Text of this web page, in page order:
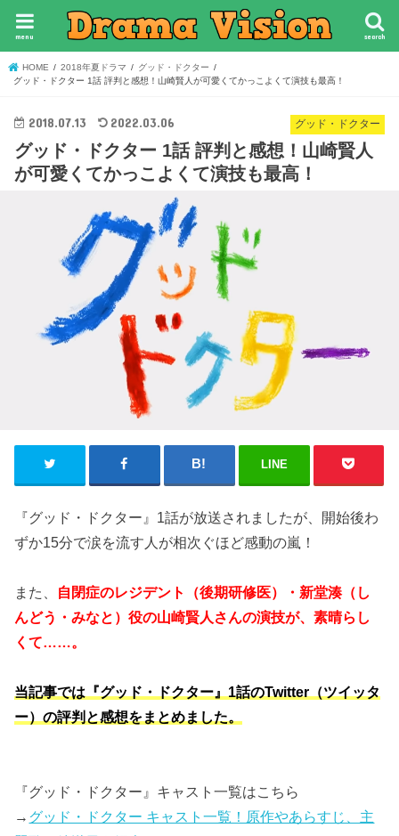
search
menu
HOME 2018年夏ドラマ
グッド・ドクター
グッド・ドクター 1話 評判と感想！山崎賢人が可愛くてかっこよくて演技も最高！
グッド・ドクター
2018.07.13 2022.03.06
グッド・ドクター 1話 評判と感想！山崎賢人
が可愛くてかっこよくて演技も最高！
LINE
『グッド・ドクター』1話が放送されましたが、開始後わ
ずか15分で涙を流す人が相次ぐほど感動の嵐！
また、 自閉症のレジデント（後期研修医）・新堂湊（し
んどう・みなと）役の山崎賢人さんの演技が、素晴らし
くて……。
当記事では『グッド・ドクター』1話のTwitter（ツイッタ
ー）の評判と感想をまとめました。
『グッド・ドクター』キャスト一覧はこちら
→ グッド・ドクター キャスト一覧！原作やあらすじ、主